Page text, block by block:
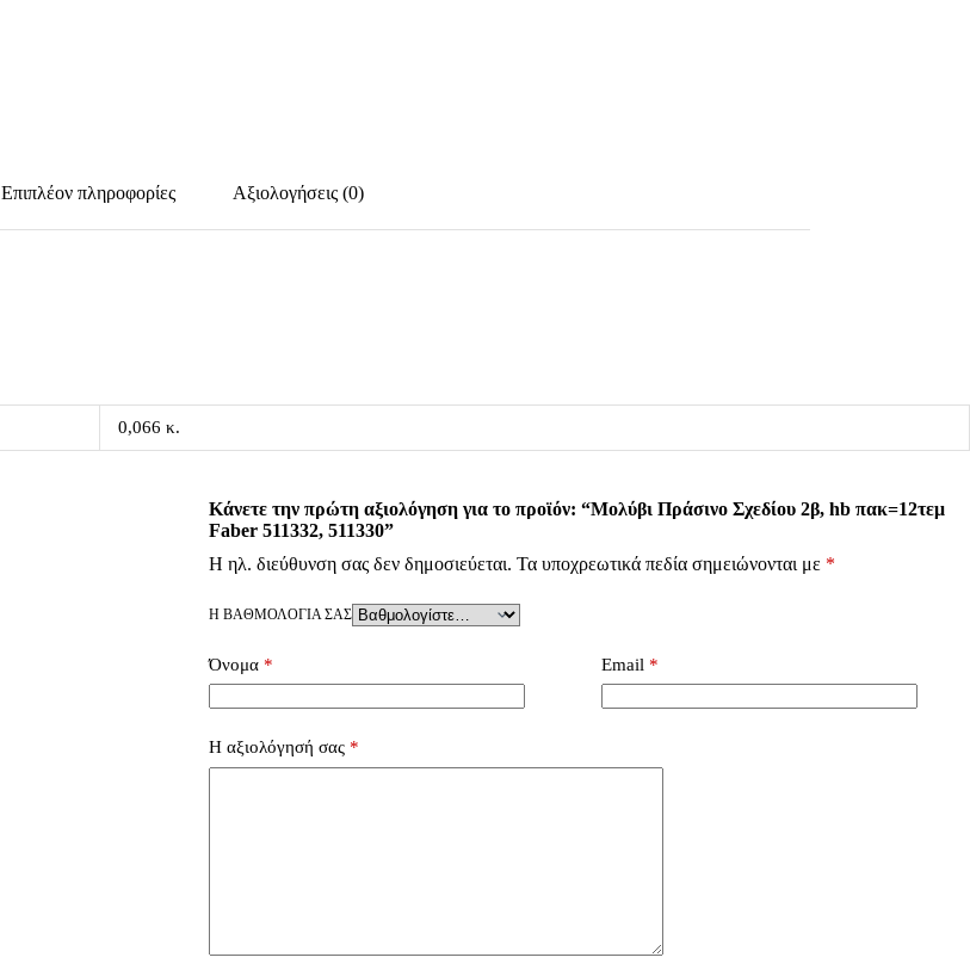
Επιπλέον πληροφορίες Αξιολογήσεις (0)
0,066 κ.
Κάνετε την πρώτη αξιολόγηση για το προϊόν: “Μολύβι Πράσινο Σχεδίου 2β, hb πακ=12τεμ
Faber 511332, 511330”
Η ηλ. διεύθυνση σας δεν δημοσιεύεται. Τα υποχρεωτικά πεδία σημειώνονται με *
Η ΒΑΘΜΟΛΟΓΊΑ ΣΑΣ
Όνομα* Email *
Η αξιολόγησή σας *